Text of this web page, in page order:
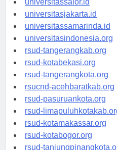
universitassalor.id
universitasjakarta.id
universitassamarinda.id
universitasindonesia.org
rsud-tangerangkab.org
rsud-kotabekasi.org
rsud-tangerangkota.org
rsucnd-acehbaratkab.org
rsud-pasuruankota.org
rsud-limapuluhkotakab.org
rsud-kotamakassar.org
rsud-kotabogor.org